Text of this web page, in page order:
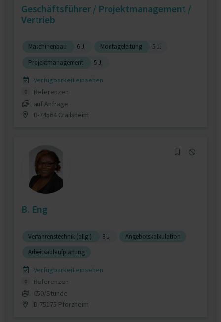
Geschäftsführer / Projektmanagement /
Vertrieb
Maschinenbau 6 J. Montageleitung
5 J.
Projektmanagement
5 J.
Verfügbarkeit einsehen
0
Referenzen
auf Anfrage
D-74564 Crailsheim
B. Eng
Verfahrenstechnik (allg.) 8 J.
Angebotskalkulation
Arbeitsablaufplanung
Verfügbarkeit einsehen
0
Referenzen
€50/Stunde
D-75175 Pforzheim